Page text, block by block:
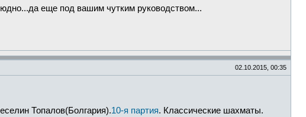
еще под вашим чутким руководством...
02.10.2015, 00:35
Топалов(Болгария).10-я партия. Классические шахматы.